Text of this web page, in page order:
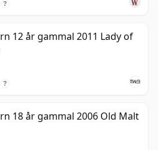
?
12 år gammal 2011 Lady of
?
18 år gammal 2006 Old Malt